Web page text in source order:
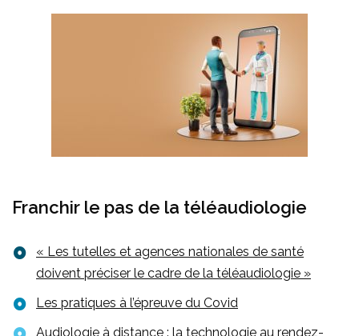
Franchir le pas de la téléaudiologie
« Les tutelles et agences nationales de santé
doivent préciser le cadre de la téléaudiologie »
Les pratiques à l’épreuve du Covid
Audiologie à distance : la technologie au rendez-